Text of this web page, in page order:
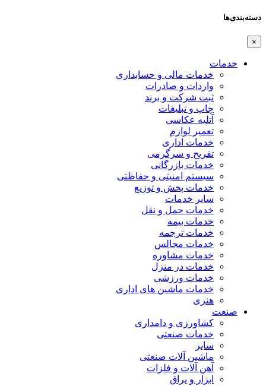
دسته‌بندی‌ها
×
خدمات
خدمات مالی و حسابداری
واردات و صادرات
ثبت شرکت و برند
چاپ و تبلیغات
آتلیه عکاسی
تعمیر لوازم
خدمات اداری
تفریح و سرگرمی
خدمات بازرگانی
سیستم امنیتی و حفاظتی
خدمات پخش و توزیع
سایر خدمات
خدمات حمل و نقل
خدمات بیمه
خدمات ترجمه
خدمات مجالس
خدمات مشاوره
خدمات در منزل
خدمات ورزشی
خدمات ماشین های اداری
هنری
صنعت
کشاورزی و دامداری
خدمات صنعتی
سایر
ماشین آلات صنعتی
آهن آلات و فلزات
ابزار و یراق